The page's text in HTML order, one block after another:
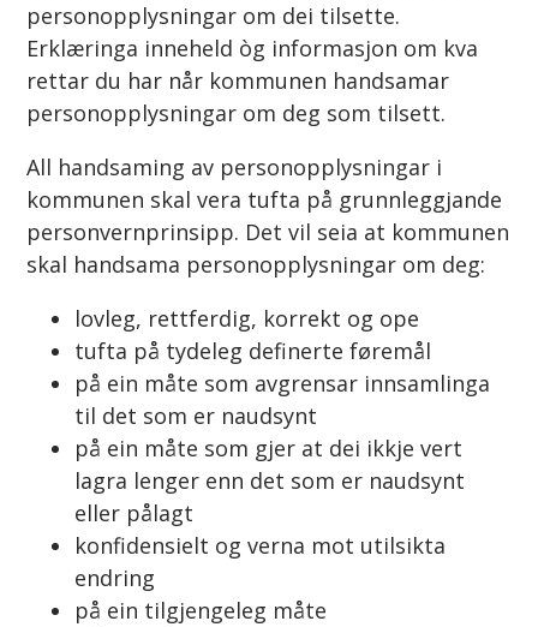
personopplysningar om dei tilsette.
Erklæringa inneheld òg informasjon om kva
rettar du har når kommunen handsamar
personopplysningar om deg som tilsett.
All handsaming av personopplysningar i
kommunen skal vera tufta på grunnleggjande
personvernprinsipp. Det vil seia at kommunen
skal handsama personopplysningar om deg:
lovleg, rettferdig, korrekt og ope
tufta på tydeleg definerte føremål
på ein måte som avgrensar innsamlinga
til det som er naudsynt
på ein måte som gjer at dei ikkje vert
lagra lenger enn det som er naudsynt
eller pålagt
konfidensielt og verna mot utilsikta
endring
på ein tilgjengeleg måte